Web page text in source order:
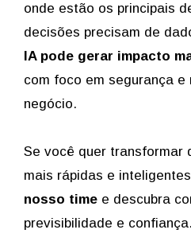
onde estão os principais
decisões precisam de
IA pode gerar impacto
com foco em segurança e
negócio.
Se você quer transformar
mais rápidas e
nosso time e descubra
previsibilidade e confiança.